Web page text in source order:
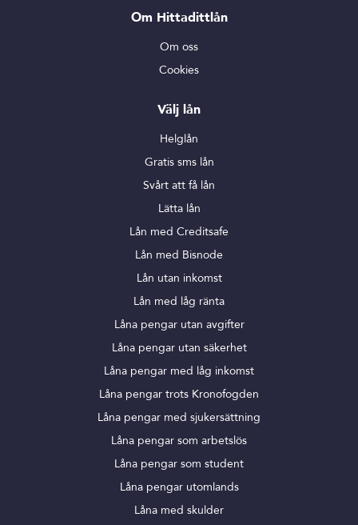
Om Hittadittlån
Om oss
Cookies
Välj lån
Helglån
Gratis sms lån
Svårt att få lån
Lätta lån
Lån med Creditsafe
Lån med Bisnode
Lån utan inkomst
Lån med låg ränta
Låna pengar utan avgifter
Låna pengar utan säkerhet
Låna pengar med låg inkomst
Låna pengar trots Kronofogden
Låna pengar med sjukersättning
Låna pengar som arbetslös
Låna pengar som student
Låna pengar utomlands
Låna med skulder